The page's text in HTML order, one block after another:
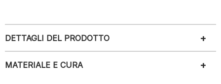
DETTAGLI DEL PRODOTTO
MATERIALE E CURA